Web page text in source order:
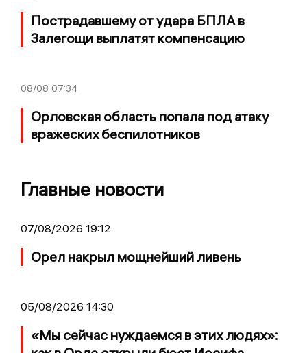
Пострадавшему от удара БПЛА в
Залегощи выплатят компенсацию
08/08 07:34
Орловская область попала под атаку
вражеских беспилотников
Главные новости
07/08/2026 19:12
Орел накрыл мощнейший ливень
05/08/2026 14:30
«Мы сейчас нуждаемся в этих людях»: